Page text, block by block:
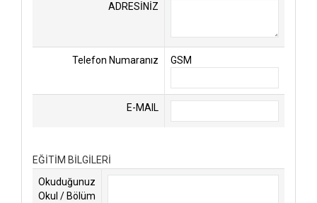
ADRESİNİZ
Telefon Numaranız GSM
E-MAIL
EĞİTİM BİLGİLERİ
Okuduğunuz
Okul / Bölüm